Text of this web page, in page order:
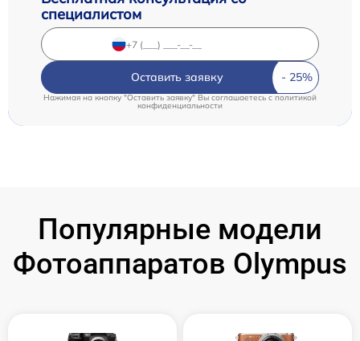
специалистом
Оставить заявку
Нажимая на кнопку "Оставить заявку" Вы соглашаетесь c политикой
конфиденциальности
Популярные модели
Фотоаппаратов Olympus